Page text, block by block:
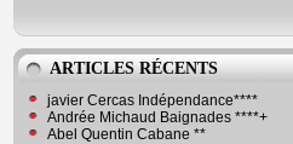
ARTICLES RÉCENTS
javier Cercas Indépendance****
Andrée Michaud Baignades ****+
Abel Quentin Cabane **